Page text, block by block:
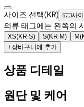
사이즈 선택(KR) 사
의류 태그에는 왼쪽의
XS(KR-S) S(KR-M) M(
+장바구니에 추가
상품 디테일
원단 및 케어